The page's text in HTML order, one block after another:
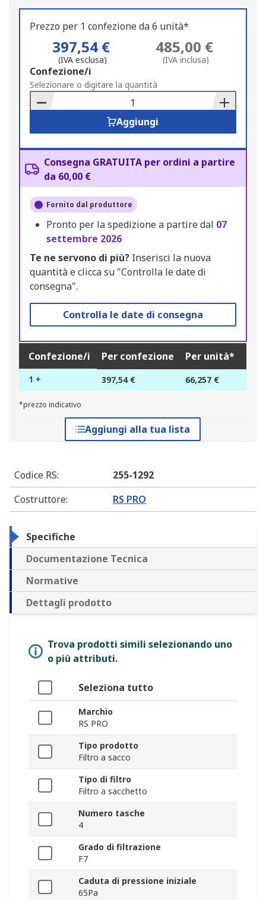
Prezzo per 1 confezione da 6 unità*
397,54 €
(IVA esclusa)
485,00 €
(IVA inclusa)
Add
to
Basket
Confezione/i
Selezionare o digitare la quantità
Aggiungi
Consegna GRATUITA per ordini a partire
da 60,00 €
Fornito dal produttore
Pronto per la spedizione a partire dal 07
settembre 2026
Te ne servono di più? Inserisci la nuova
quantità e clicca su "Controlla le date di
consegna".
Controlla le date di consegna
Confezione/i Per confezione Per unità*
1 + 397,54 € 66,257 €
*prezzo indicativo
Aggiungi alla tua lista
Codice RS:
255-1292
Costruttore: RS PRO
Specifiche
Documentazione Tecnica
Normative
Dettagli prodotto
Trova prodotti simili selezionando uno
o più attributi.
Seleziona tutto
Marchio
RS PRO
Tipo prodotto
Filtro a sacco
Tipo di filtro
Filtro a sacchetto
Numero tasche
4
Grado di filtrazione
F7
Caduta di pressione iniziale
65Pa